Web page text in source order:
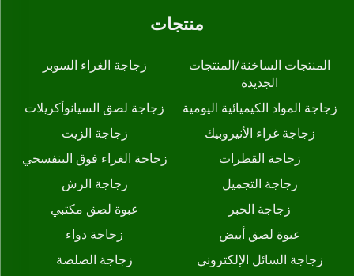
منتجات
المنتجات الساخنة/المنتجات
الجديدة
زجاجة الغراء السوبر
زجاجة المواد الكيميائية اليومية
زجاجة لصق السيانوأكريلات
زجاجة غراء الأنيروبيك
زجاجة الزيت
زجاجة القطرات
زجاجة الغراء فوق البنفسجي
زجاجة التجميل
زجاجة الرش
زجاجة الحبر
عبوة لصق مكتبي
عبوة لصق أبيض
زجاجة دواء
زجاجة السائل الإلكتروني
زجاجة الصلصة